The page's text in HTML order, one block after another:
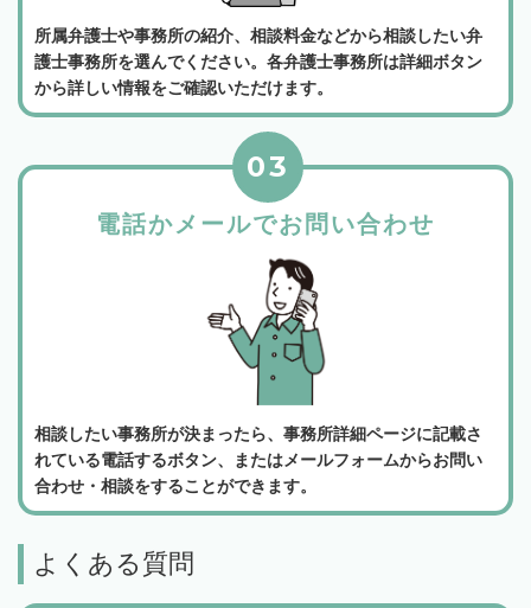
所属弁護士や事務所の紹介、相談料金などから相談したい弁
護士事務所を選んでください。各弁護士事務所は詳細ボタン
から詳しい情報をご確認いただけます。
電話かメールでお問い合わせ
03
相談したい事務所が決まったら、事務所詳細ページに記載さ
れている電話するボタン、またはメールフォームからお問い
合わせ・相談をすることができます。
よくある質問